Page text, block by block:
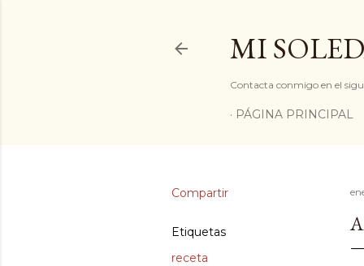
MI
Contacta conmigo en el
PÁGINA PRINCIPAL
Compartir
Etiquetas
receta